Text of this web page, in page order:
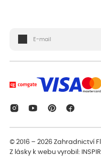
© 2016 – 2026Zahradnictví
Z lásky k webu vyrobil: